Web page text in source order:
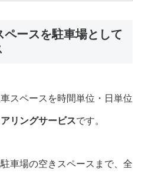
ースを駐車場として
スペースを時間単位・日単位
リングサービスです。
車場の空きスペースまで、全